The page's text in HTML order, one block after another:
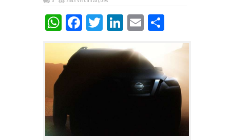
WhatsApp
Facebook
Twitter
LinkedIn
Email